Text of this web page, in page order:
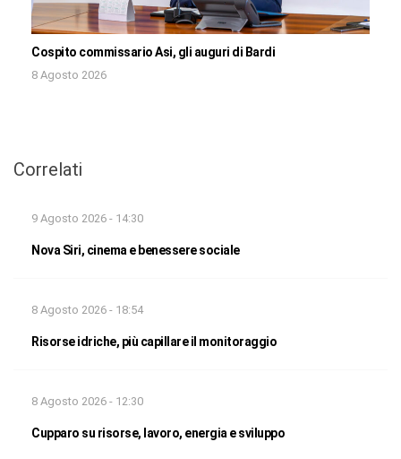
Cospito commissario Asi, gli auguri di Bardi
8 Agosto 2026
Correlati
9 Agosto 2026 - 14:30
Nova Siri, cinema e benessere sociale
8 Agosto 2026 - 18:54
Risorse idriche, più capillare il monitoraggio
8 Agosto 2026 - 12:30
Cupparo su risorse, lavoro, energia e sviluppo